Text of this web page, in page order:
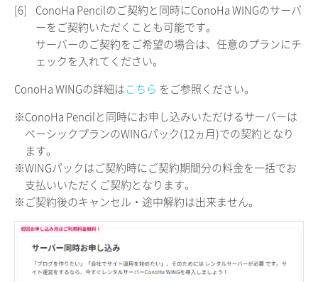
[6]
ConoHa Pencilのご契約と同時にConoHa WINGのサーバ
ーをご契約いただくことも可能です。
サーバーのご契約をご希望の場合は、任意のプランにチ
ェックを入れてください。
ConoHa WINGの詳細はこちら をご参照ください。
※ConoHa Pencilと同時にお申し込みいただけるサーバーは
ベーシックプランのWINGパック(12ヵ月)での契約となり
ます。
※WINGパックはご契約時にご契約期間分の料金を一括でお
支払いいただくご契約となります。
※ご契約後のキャンセル・途中解約は出来ません。